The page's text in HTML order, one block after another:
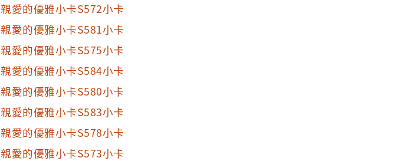
親愛的優雅小卡S572小卡
親愛的優雅小卡S581小卡
親愛的優雅小卡S575小卡
親愛的優雅小卡S584小卡
親愛的優雅小卡S580小卡
親愛的優雅小卡S583小卡
親愛的優雅小卡S578小卡
親愛的優雅小卡S573小卡